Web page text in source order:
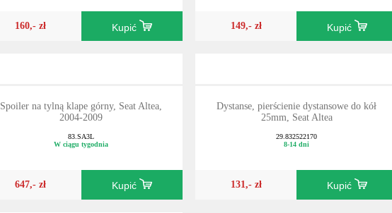
160,- zł Kupić 149,- zł Kupić
Spoiler na tylną klape górny, Seat Altea,
2004-2009
83.SA3L
W ciągu tygodnia
647,- zł Kupić
Dystanse, pierścienie dystansowe do kół
25mm, Seat Altea
29.832522170
8-14 dni
131,- zł Kupić